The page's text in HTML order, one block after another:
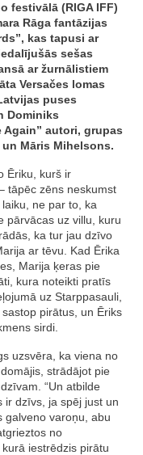
festivālā (RIGA IFF)
Rāga fantāzijas
kas tapusi ar
sešas
ar žurnālistiem
Versačes lomas
puses
Dominiks
autori, grupas
Māris Mihelsons.
Ēriku, kurš ir
tāpēc zēns neskumst
ne par to, ka
pārvācas uz villu, kuru
ka tur jau dzīvo
ar tēvu. Kad Ērika
Marija ķeras pie
kura noteikti pratīs
uz Starppasauli,
pirātus, un Ēriks
sirdi.
uzsvēra, ka viena no
strādājot pie
“Un atbilde
ir dzīvs, ja spēj just un
galveno varoņu, abu
no
iestrēdzis pirātu